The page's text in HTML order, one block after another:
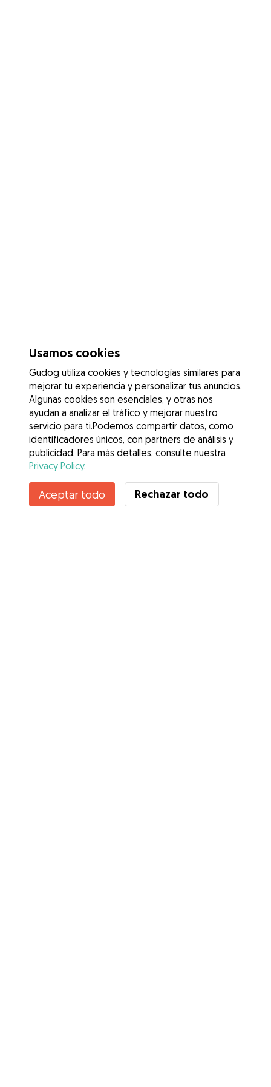
Contacta con Carolina
¿Conoces los Beneficios de Gudog? Ver más
Usamos cookies
Gudog utiliza cookies y tecnologías similares para
mejorar tu experiencia y personalizar tus anuncios.
Algunas cookies son esenciales, y otras nos
ayudan a analizar el tráfico y mejorar nuestro
servicio para ti.Podemos compartir datos, como
identificadores únicos, con partners de análisis y
publicidad. Para más detalles, consulte nuestra
Privacy Policy.
Aceptar todo Rechazar todo